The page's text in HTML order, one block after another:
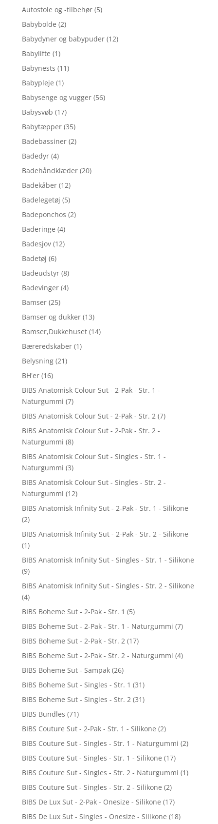
Autostole og -tilbehør (5)
Babybolde (2)
Babydyner og babypuder (12)
Babylifte (1)
Babynests (11)
Babypleje (1)
Babysenge og vugger (56)
Babysvøb (17)
Babytæpper (35)
Badebassiner (2)
Badedyr (4)
Badehåndklæder (20)
Badekåber (12)
Badelegetøj (5)
Badeponchos (2)
Baderinge (4)
Badesjov (12)
Badetøj (6)
Badeudstyr (8)
Badevinger (4)
Bamser (25)
Bamser og dukker (13)
Bamser,Dukkehuset (14)
Bæreredskaber (1)
Belysning (21)
BH'er (16)
BIBS Anatomisk Colour Sut - 2-Pak - Str. 1 -
Naturgummi (7)
BIBS Anatomisk Colour Sut - 2-Pak - Str. 2 (7)
BIBS Anatomisk Colour Sut - 2-Pak - Str. 2 -
Naturgummi (8)
BIBS Anatomisk Colour Sut - Singles - Str. 1 -
Naturgummi (3)
BIBS Anatomisk Colour Sut - Singles - Str. 2 -
Naturgummi (12)
BIBS Anatomisk Infinity Sut - 2-Pak - Str. 1 - Silikone
(2)
BIBS Anatomisk Infinity Sut - 2-Pak - Str. 2 - Silikone
(1)
BIBS Anatomisk Infinity Sut - Singles - Str. 1 - Silikone
(9)
BIBS Anatomisk Infinity Sut - Singles - Str. 2 - Silikone
(4)
BIBS Boheme Sut - 2-Pak - Str. 1 (5)
BIBS Boheme Sut - 2-Pak - Str. 1 - Naturgummi (7)
BIBS Boheme Sut - 2-Pak - Str. 2 (17)
BIBS Boheme Sut - 2-Pak - Str. 2 - Naturgummi (4)
BIBS Boheme Sut - Sampak (26)
BIBS Boheme Sut - Singles - Str. 1 (31)
BIBS Boheme Sut - Singles - Str. 2 (31)
BIBS Bundles (71)
BIBS Couture Sut - 2-Pak - Str. 1 - Silikone (2)
BIBS Couture Sut - Singles - Str. 1 - Naturgummi (2)
BIBS Couture Sut - Singles - Str. 1 - Silikone (17)
BIBS Couture Sut - Singles - Str. 2 - Naturgummi (1)
BIBS Couture Sut - Singles - Str. 2 - Silikone (2)
BIBS De Lux Sut - 2-Pak - Onesize - Silikone (17)
BIBS De Lux Sut - Singles - Onesize - Silikone (18)